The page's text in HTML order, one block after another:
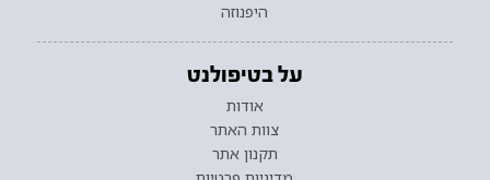
היפנוזה
על בטיפולנט
אודות
צוות האתר
תקנון אתר